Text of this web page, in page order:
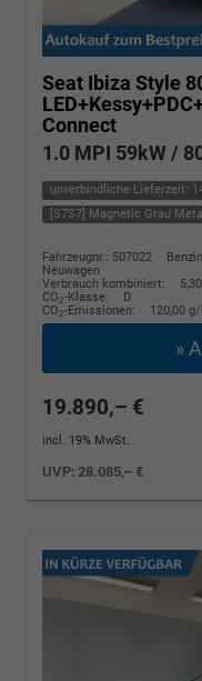
Seat Ibiza Style
Connect
1.0 MPI 59kW /
unverbindliche Lieferzeit:
[S7S7] Magnetic Grau
Fahrzeugnr.: 507022
Benzin
Neuwagen
Verbrauch kombiniert:
CO2-Klasse:
D
CO2-Emissionen: 120,00
»
19.890,– €
incl. 19% MwSt.
UVP:28.085,– €